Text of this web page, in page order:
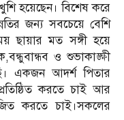
হয়েছেন। বিশেষ করে
জন্য সবচেয়ে বেশি
ছায়ার মত সঙ্গী হয়ে
ও শুভাকাঙ্ক্ষী
একজন আদর্শ পিতার
করতে চাই আর
করতে চাই।সকলের